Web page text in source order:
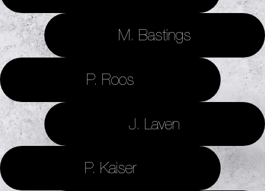
M. Bastings
P. Roos
J. Laven
P. Kaiser